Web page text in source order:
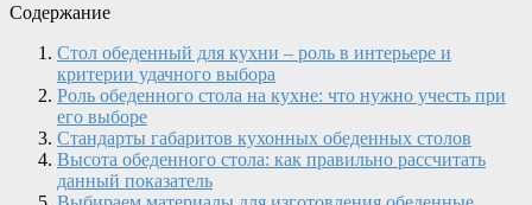
Содержание
Стол обеденный для кухни – роль в интерьере и
критерии удачного выбора
Роль обеденного стола на кухне: что нужно учесть при
его выборе
Стандарты габаритов кухонных обеденных столов
Высота обеденного стола: как правильно рассчитать
данный показатель